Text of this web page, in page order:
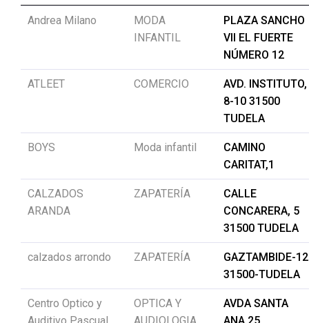
Andrea Milano
MODA
INFANTIL
PLAZA SANCHO
VII EL FUERTE
NÚMERO 12
ATLEET COMERCIO
AVD. INSTITUTO,
8-10 31500
TUDELA
BOYS Moda infantil
CAMINO
CARITAT,1
CALZADOS
ARANDA
ZAPATERÍA
CALLE
CONCARERA, 5
31500 TUDELA
calzados arrondo ZAPATERÍA
GAZTAMBIDE-12
31500-TUDELA
Centro Optico y
OPTICA Y
AVDA SANTA